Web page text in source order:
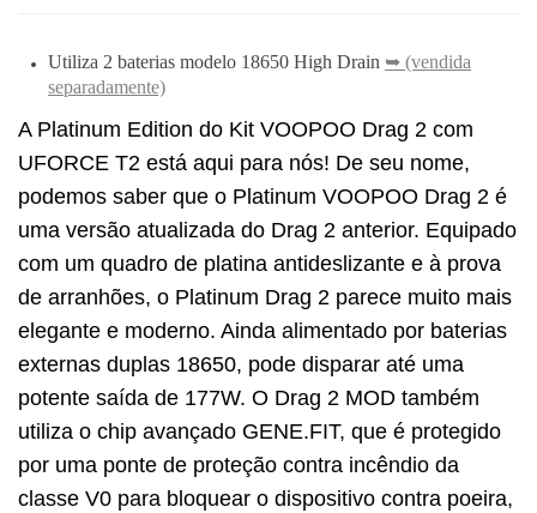
Utiliza 2 baterias modelo 18650 High Drain ➥ (vendida
separadamente)
A Platinum Edition do Kit VOOPOO Drag 2 com
UFORCE T2 está aqui para nós! De seu nome,
podemos saber que o Platinum VOOPOO Drag 2 é
uma versão atualizada do Drag 2 anterior. Equipado
com um quadro de platina antideslizante e à prova
de arranhões, o Platinum Drag 2 parece muito mais
elegante e moderno. Ainda alimentado por baterias
externas duplas 18650, pode disparar até uma
potente saída de 177W. O Drag 2 MOD também
utiliza o chip avançado GENE.FIT, que é protegido
por uma ponte de proteção contra incêndio da
classe V0 para bloquear o dispositivo contra poeira,